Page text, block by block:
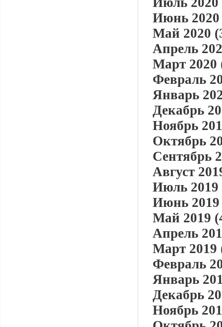
Июнь 2020
Май 2020
Апрель
Март 2020
Февраль
Январь
Декабрь
Ноябрь
Октябрь
Сентябрь
Август
Июль 2019
Июнь 2019
Май 2019
Апрель
Март 2019
Февраль
Январь
Декабрь
Ноябрь